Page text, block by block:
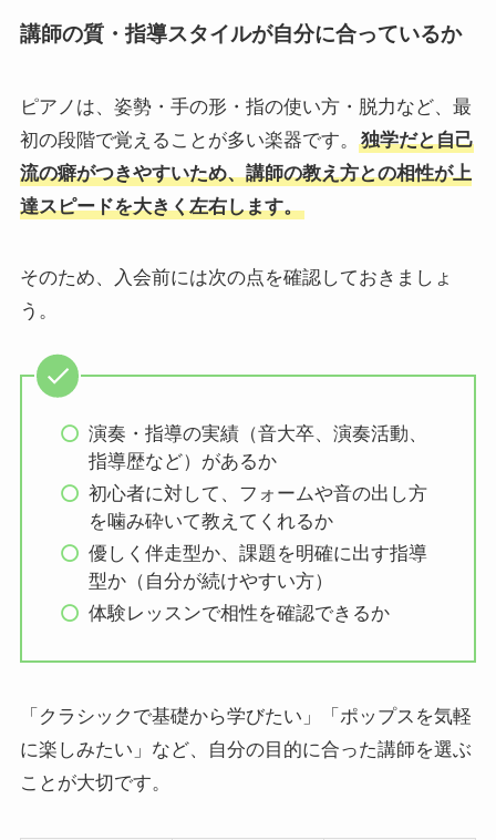
講師の質・指導スタイルが自分に合っているか
ピアノは、姿勢・手の形・指の使い方・脱力など、最
初の段階で覚えることが多い楽器です。
独学だと自己
流の癖がつきやすいため、講師の教え方との相性が上
達スピードを大きく左右します。
そのため、入会前には次の点を確認しておきましょ
う。
演奏・指導の実績（音大卒、演奏活動、
指導歴など）があるか
初心者に対して、フォームや音の出し方
を噛み砕いて教えてくれるか
優しく伴走型か、課題を明確に出す指導
型か（自分が続けやすい方）
体験レッスンで相性を確認できるか
「クラシックで基礎から学びたい」「ポップスを気軽
に楽しみたい」など、自分の目的に合った講師を選ぶ
ことが大切です。